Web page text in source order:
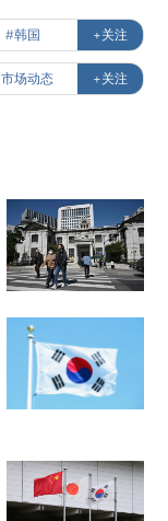
#韩国 +关注
场动态 +关注